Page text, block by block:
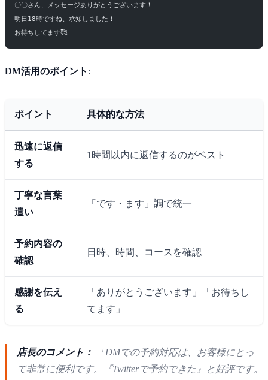
〇〇さん、メッセージありがとうございます！
明日18時ですね、承知しました！
お待ちしてます🥰
DM活用のポイント :
ポイント 具体的な方法
迅速に返信
する
1時間以内に返信するのがベスト
丁寧な言葉
遣い
「です・ます」調で統一
予約内容の
確認
日時、時間、コースを確認
感謝を伝え
る
「ありがとうございます」「お待ちし
てます」
店長のコメント：
「DMでの予約対応は、お客様にとっ
て非常に便利です。『Twitterで予約できた』と好評です。